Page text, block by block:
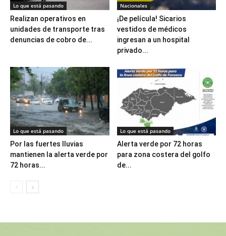
Lo que está pasando
Realizan operativos en
unidades de transporte tras
denuncias de cobro de...
Nacionales
¡De película! Sicarios
vestidos de médicos
ingresan a un hospital
privado...
Lo que está pasando
Por las fuertes lluvias
mantienen la alerta verde por
72 horas...
Lo que está pasando
Alerta verde por 72 horas
para zona costera del golfo
de...